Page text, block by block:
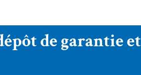
de garantie et